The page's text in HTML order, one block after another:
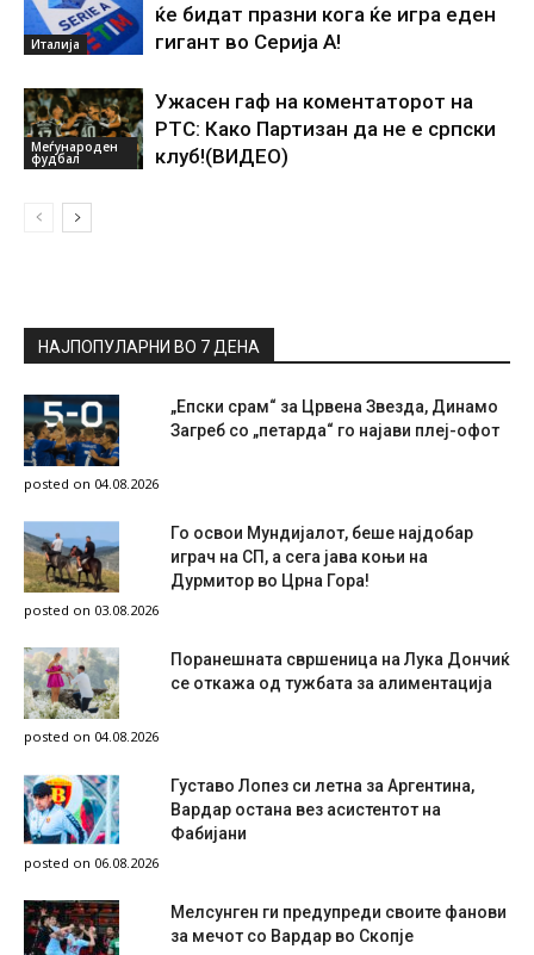
Италија
ќе бидат празни кога ќе игра еден
гигант во Серија А!
Меѓународен
фудбал
Ужасен гаф на коментаторот на
РТС: Како Партизан да не е српски
клуб!(ВИДЕО)
НАЈПОПУЛАРНИ ВО 7 ДЕНА
„Епски срам“ за Црвена Звезда, Динамо
Загреб со „петарда“ го најави плеј-офот
posted on 04.08.2026
Го освои Мундијалот, беше најдобар
играч на СП, а сега јава коњи на
Дурмитор во Црна Гора!
posted on 03.08.2026
Поранешната свршеница на Лука Дончиќ
се откажа од тужбата за алиментација
posted on 04.08.2026
Густаво Лопез си летна за Аргентина,
Вардар остана вез асистентот на
Фабијани
posted on 06.08.2026
Мелсунген ги предупреди своите фанови
за мечот со Вардар во Скопје